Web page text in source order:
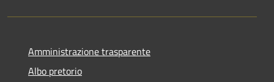
Amministrazione trasparente
Albo pretorio